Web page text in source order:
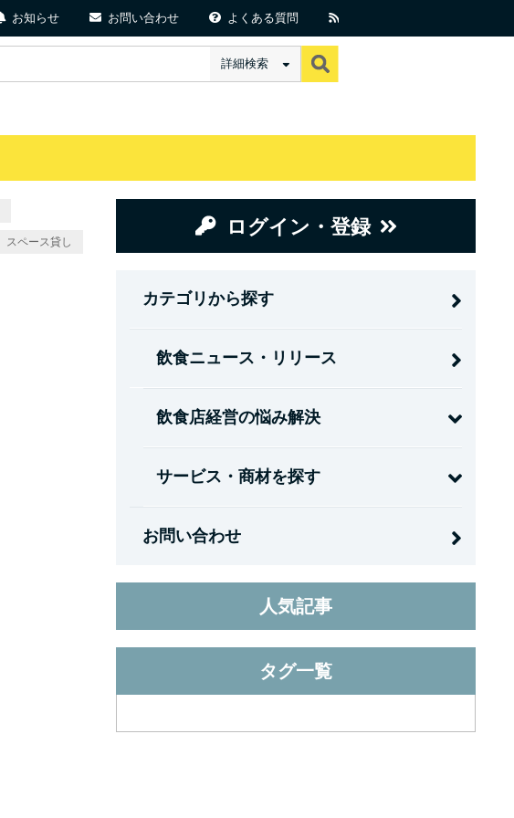
お知らせ お問い合わせ よくある質問
詳細検索
スペース貸し
ログイン・登録
カテゴリから探す
飲食ニュース・リリース
飲食店経営の悩み解決
サービス・商材を探す
お問い合わせ
人気記事
タグ一覧